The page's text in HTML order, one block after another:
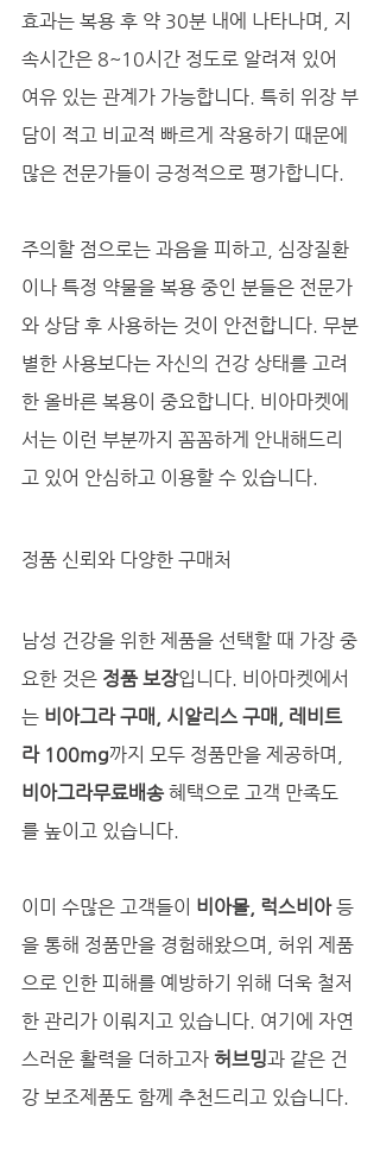
효과는 복용 후 약 30분 내에 나타나며, 지
속시간은 8~10시간 정도로 알려져 있어
여유 있는 관계가 가능합니다. 특히 위장 부
담이 적고 비교적 빠르게 작용하기 때문에
많은 전문가들이 긍정적으로 평가합니다.
주의할 점으로는 과음을 피하고, 심장질환
이나 특정 약물을 복용 중인 분들은 전문가
와 상담 후 사용하는 것이 안전합니다. 무분
별한 사용보다는 자신의 건강 상태를 고려
한 올바른 복용이 중요합니다. 비아마켓에
서는 이런 부분까지 꼼꼼하게 안내해드리
고 있어 안심하고 이용할 수 있습니다.
정품 신뢰와 다양한 구매처
남성 건강을 위한 제품을 선택할 때 가장 중
요한 것은 정품 보장입니다. 비아마켓에서
는 비아그라 구매, 시알리스 구매, 레비트
라 100mg까지 모두 정품만을 제공하며,
비아그라무료배송 혜택으로 고객 만족도
를 높이고 있습니다.
이미 수많은 고객들이 비아몰, 럭스비아 등
을 통해 정품만을 경험해왔으며, 허위 제품
으로 인한 피해를 예방하기 위해 더욱 철저
한 관리가 이뤄지고 있습니다. 여기에 자연
스러운 활력을 더하고자 허브밍과 같은 건
강 보조제품도 함께 추천드리고 있습니다.